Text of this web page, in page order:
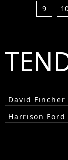
9
10
David Fincher
Harrison Ford